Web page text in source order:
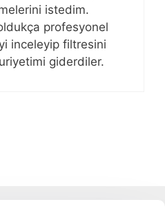
istedim.
profesyonel
inceleyip filtresini
giderdiler.